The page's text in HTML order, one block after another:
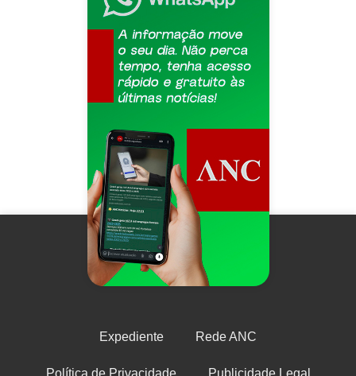
Expediente Rede ANC
Política de Privacidade Publicidade Legal